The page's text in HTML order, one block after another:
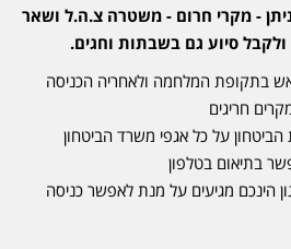
- מקרי חרום - משטרה צ.ה.ל ושאר
ולקבל סיוע גם בשבתות וחגים.
בתקופת המלחמה ולאחריה הכניסה
חריגים
הביטחון על כל אגפי משרד הביטחון
בתיאום בטלפון
הינכם מגיעים על מנת לאפשר כניסה